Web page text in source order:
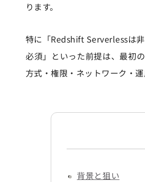
ります。
特に「Redshift Serverlessは
必須」といった前提は、最初
方式・権限・ネットワーク・
背景と狙い